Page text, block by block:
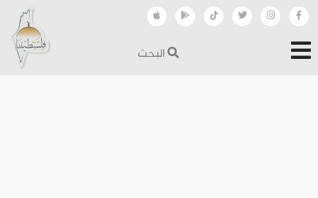
البحث